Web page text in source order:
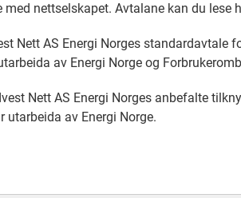
nettselskapet. Avtalane kan du lese
Nett AS Energi Norges standardavtale
av Energi Norge og
Nett AS Energi Norges anbefalte
av Energi Norge.